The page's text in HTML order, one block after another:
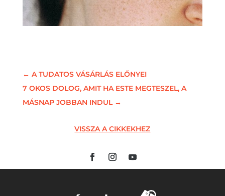
← A TUDATOS VÁSÁRLÁS ELŐNYEI
7 OKOS DOLOG, AMIT HA ESTE MEGTESZEL, A
MÁSNAP JOBBAN INDUL→
VISSZA A CIKKEKHEZ